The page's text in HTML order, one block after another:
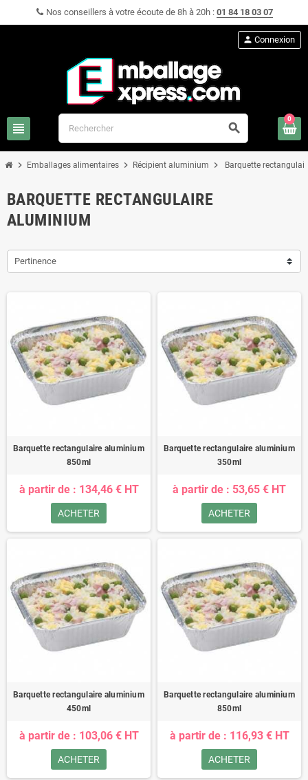
Nos conseillers à votre écoute de 8h à 20h : 01 84 18 03 07
view_headline search
person Connexion
0
chevron_right Emballages alimentaires chevron_right Récipient aluminium chevron_right Barquette
BARQUETTE RECTANGULAIRE
ALUMINIUM
Pertinence
Barquette rectangulaire aluminium
850ml
à partir de : 134,46 € HT
ACHETER
Barquette rectangulaire aluminium
350ml
à partir de : 53,65 € HT
ACHETER
Barquette rectangulaire aluminium
450ml
à partir de : 103,06 € HT
ACHETER
Barquette rectangulaire aluminium
850ml
à partir de : 116,93 € HT
ACHETER